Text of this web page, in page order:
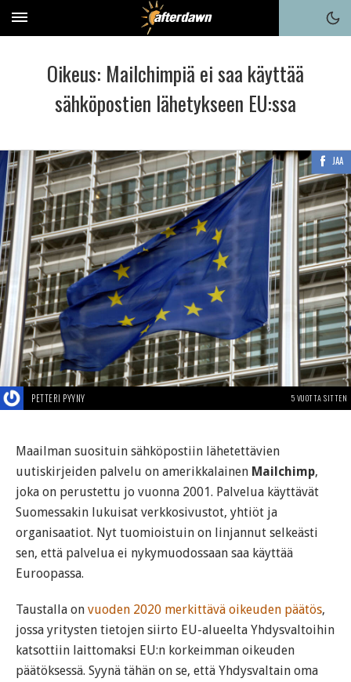
Oikeus: Mailchimpiä ei saa käyttää
sähköpostien lähetykseen EU:ssa
JAA
PETTERI PYYNY 5 VUOTTA SITTEN
Maailman suosituin sähköpostiin lähetettävien
uutiskirjeiden palvelu on amerikkalainen Mailchimp,
joka on perustettu jo vuonna 2001. Palvelua käyttävät
Suomessakin lukuisat verkkosivustot, yhtiöt ja
organisaatiot. Nyt tuomioistuin on linjannut selkeästi
sen, että palvelua ei nykymuodossaan saa käyttää
Euroopassa.
Taustalla on vuoden 2020 merkittävä oikeuden päätös,
jossa yritysten tietojen siirto EU-alueelta Yhdysvaltoihin
katsottiin laittomaksi EU:n korkeimman oikeuden
päätöksessä. Syynä tähän on se, että Yhdysvaltain oma